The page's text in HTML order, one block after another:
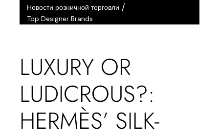
Новости розничной торговли /
Top Designer Brands
LUXURY OR
LUDICROUS?:
HERMÈS’ SILK-